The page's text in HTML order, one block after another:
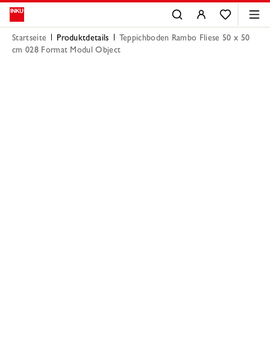
Startseite Produktdetails
Teppichboden Rambo Fliese 50 x 50
cm 028 Format Modul Object